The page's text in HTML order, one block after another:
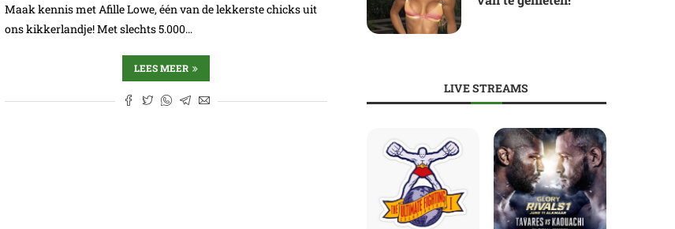
Maak kennis met Afille Lowe, één van de lekkerste chicks uit
ons kikkerlandje! Met slechts 5.000…
LEES MEER
LIVE STREAMS